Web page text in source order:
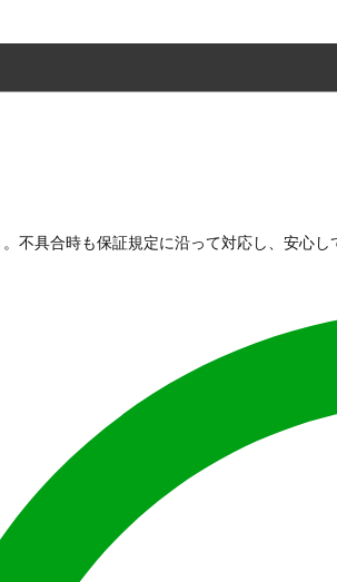
不具合時も保証規定に沿って対応し、安心